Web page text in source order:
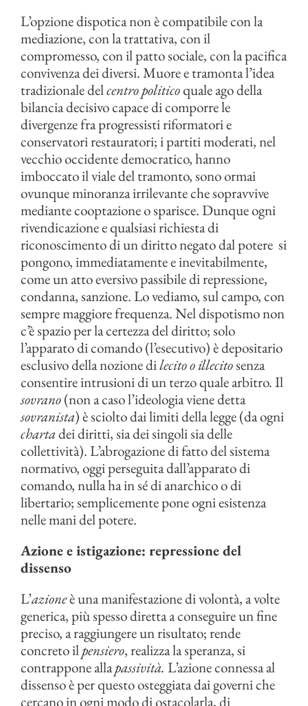
L’opzione dispotica non è compatibile con la
mediazione, con la trattativa, con il
compromesso, con il patto sociale, con la pacifica
convivenza dei diversi. Muore e tramonta l’idea
tradizionale delcentro politicoquale ago della
bilancia decisivo capace di comporre le
divergenze fra progressisti riformatori e
conservatori restauratori; i partiti moderati, nel
vecchio occidente democratico, hanno
imboccato il viale del tramonto, sono ormai
ovunque minoranza irrilevante che sopravvive
mediante cooptazione o sparisce. Dunque ogni
rivendicazione e qualsiasi richiesta di
riconoscimento di un diritto negato dal potere si
pongono, immediatamente e inevitabilmente,
come un atto eversivo passibile di repressione,
condanna, sanzione. Lo vediamo, sul campo, con
sempre maggiore frequenza. Nel dispotismo non
c’è spazio per la certezza del diritto; solo
l’apparato di comando (l’esecutivo) è depositario
esclusivo della nozione dilecito o illecitosenza
consentire intrusioni di un terzo quale arbitro. Il
sovrano(non a caso l’ideologia viene detta
sovranista) è sciolto dai limiti della legge (da ogni
chartadei diritti, sia dei singoli sia delle
collettività). L’abrogazione di fatto del sistema
normativo, oggi perseguita dall’apparato di
comando, nulla ha in sé di anarchico o di
libertario; semplicemente pone ogni esistenza
nelle mani del potere.
Azione e istigazione: repressione del
dissenso
L’azioneè una manifestazione di volontà, a volte
generica, più spesso diretta a conseguire un fine
preciso, a raggiungere un risultato; rende
concreto ilpensiero, realizza la speranza, si
contrappone allapassività. L’azione connessa al
dissenso è per questo osteggiata dai governi che
cercano in ogni modo di ostacolarla, di